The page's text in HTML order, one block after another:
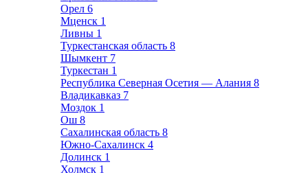
Орел 6
Мценск 1
Ливны 1
Туркестанская область 8
Шымкент 7
Туркестан 1
Республика Северная Осетия — Алания 8
Владикавказ 7
Моздок 1
Ош 8
Сахалинская область 8
Южно-Сахалинск 4
Долинск 1
Холмск 1